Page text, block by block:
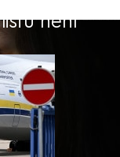
není